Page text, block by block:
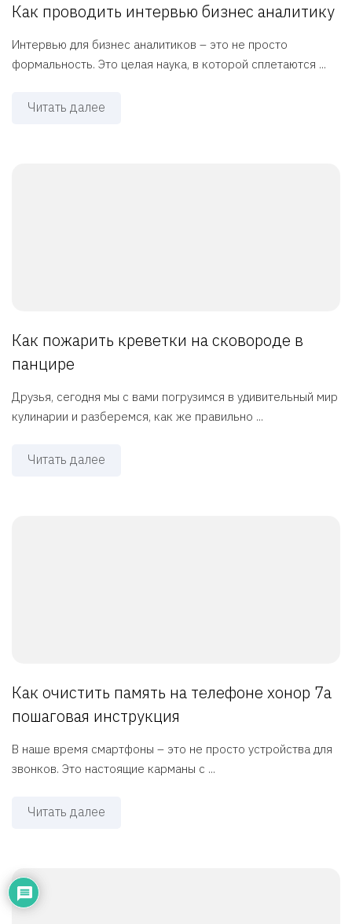
Как проводить интервью бизнес аналитику
Интервью для бизнес аналитиков – это не просто
формальность. Это целая наука, в которой сплетаются ...
Читать далее
Как пожарить креветки на сковороде в
панцире
Друзья, сегодня мы с вами погрузимся в удивительный мир
кулинарии и разберемся, как же правильно ...
Читать далее
Как очистить память на телефоне хонор 7а
пошаговая инструкция
В наше время смартфоны – это не просто устройства для
звонков. Это настоящие карманы с ...
Читать далее